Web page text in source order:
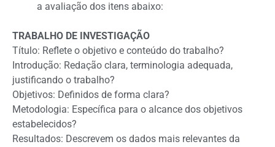
a avaliação dos itens abaixo:
TRABALHO DE INVESTIGAÇÃO
Título: Reflete o objetivo e conteúdo do trabalho?
Introdução: Redação clara, terminologia adequada,
justificando o trabalho?
Objetivos: Definidos de forma clara?
Metodologia: Específica para o alcance dos objetivos
estabelecidos?
Resultados: Descrevem os dados mais relevantes da